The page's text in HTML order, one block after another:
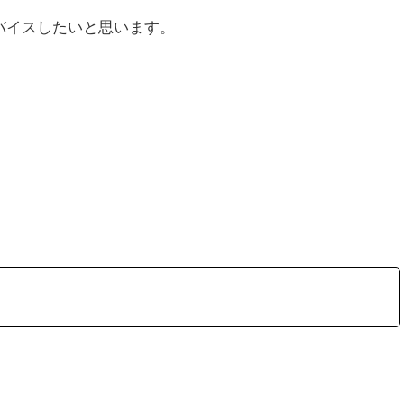
スしたいと思います。